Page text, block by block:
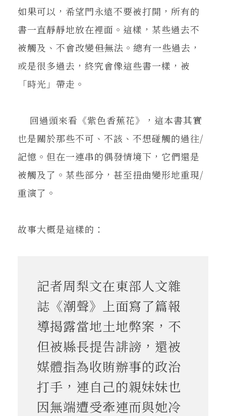
如果可以，希望門永遠不要被打開，所有的
書一直靜靜地放在裡面。這樣，某些過去不
被觸及、不會改變――但無法。總有一些過去，
或是很多過去，終究會像這些書一樣，被
「時光」帶走。
回過頭來看《紫色香蕉花》，這本書其實
也是關於那些不可、不該、不想碰觸的過往/
記憶。但在一連串的偶發情境下，它們還是
被觸及了。某些部分，甚至扭曲變形地重現/
重演了。
故事大概是這樣的：
記者周梨文在東部人文雜
誌《潮聲》上面寫了篇報
導揭露當地土地弊案，不
但被縣長提告誹謗，還被
媒體指為收賄辦事的政治
打手，連自己的親妹妹也
因無端遭受牽連而與她冷